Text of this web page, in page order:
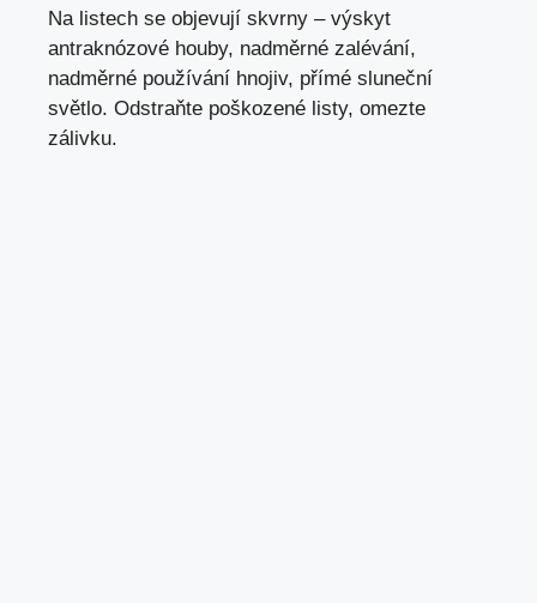
Na listech se objevují skvrny – výskyt
antraknózové houby, nadměrné zalévání,
nadměrné používání hnojiv, přímé sluneční
světlo. Odstraňte poškozené listy, omezte
zálivku.